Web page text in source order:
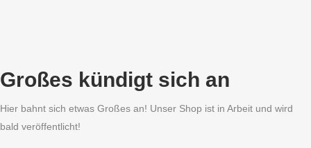
Großes kündigt sich an
Hier bahnt sich etwas Großes an! Unser Shop ist in Arbeit und wird
bald veröffentlicht!